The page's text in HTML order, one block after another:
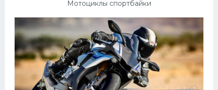
Мотоциклы спортбайки